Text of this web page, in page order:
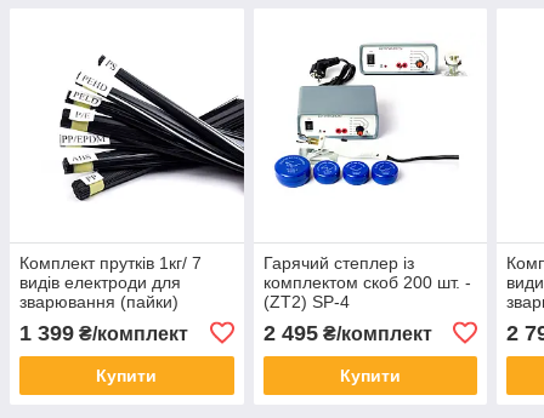
Комплект прутків 1кг/ 7
видів електроди для
зварювання (пайки)
1 399 ₴/комплект
Купити
Гарячий степлер із
комплектом скоб 200 шт. -
(ZT2) SP-4
2 495₴/комплект
Купити
2